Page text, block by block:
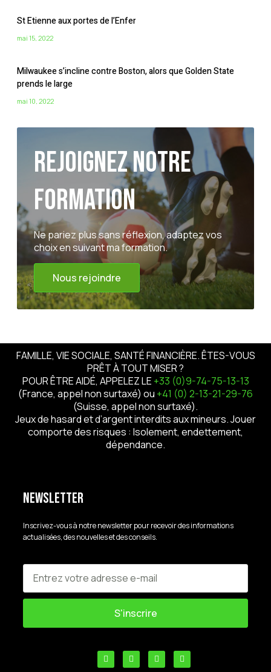
St Etienne aux portes de l’Enfer
mai 15, 2022
Milwaukee s’incline contre Boston, alors que Golden State
prends le large
mai 10, 2022
Rejoignez notre
formation
Ne pariez plus sans réflexion, adaptez vos
choix en suivant ma formation.
Nous rejoindre
FAMILLE, VIE SOCIALE, SANTÉ FINANCIÈRE. ÊTES-VOUS
PRÊT À TOUT MISER ?
POUR ÊTRE AIDÉ, APPELEZ LE +33 (0)9-74-75-13-13
(France, appel non surtaxé) ou +41 (0) 2-13-21-29-76
(Suisse, appel non surtaxé).
Jeux de hasard et d’argent interdits aux mineurs. Jouer
comporte des risques : Isolement, endettement,
dépendance.
Newsletter
Inscrivez-vous à notre newsletter pour recevoir des informations
actualisées, des nouvelles et des conseils.
S'inscrire